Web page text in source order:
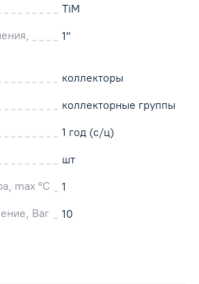
TiM
1"
коллекторы
коллекторные группы
1 год (с/ц)
шт
max °C
1
Bar
10